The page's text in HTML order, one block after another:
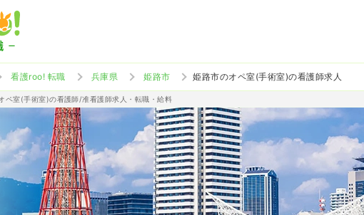
看護roo! 転職 兵庫県 姫路市 姫路市のオペ室(手術室)の看護師求人
ペ室(手術室)の看護師/准看護師求人・転職・給料